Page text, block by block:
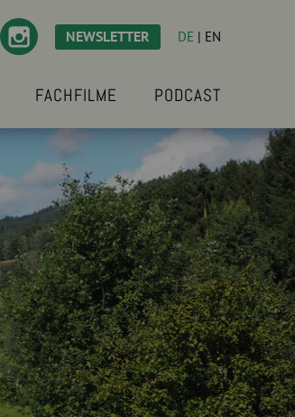
NEWSLETTER DE | EN
FACHFILME PODCAST